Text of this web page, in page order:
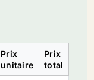
Prix
unitaire
Prix
total